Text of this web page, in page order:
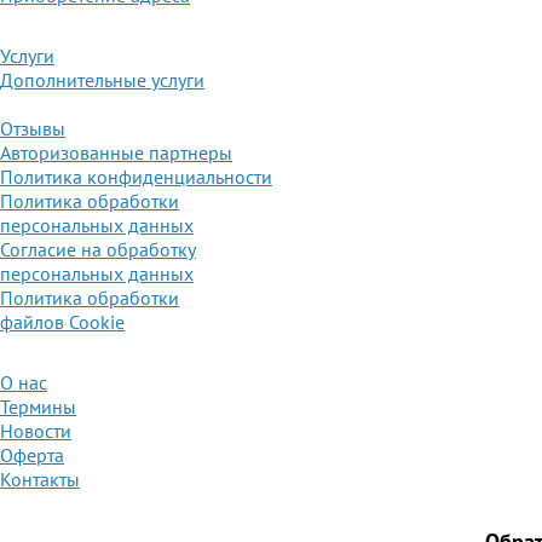
Услуги
Дополнительные услуги
Отзывы
Авторизованные партнеры
Политика конфиденциальности
Политика обработки
персональных данных
Согласие на обработку
персональных данных
Политика обработки
файлов Cookie
О нас
Термины
Новости
Оферта
Контакты